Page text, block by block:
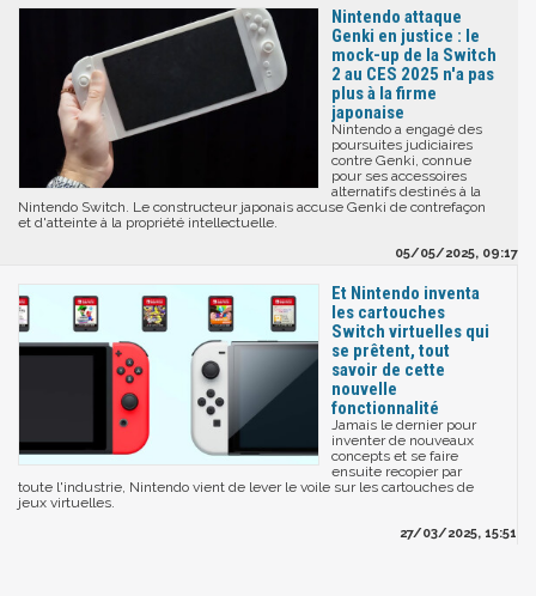
Nintendo attaque
Genki en justice : le
mock-up de la Switch
2 au CES 2025 n'a pas
plus à la firme
japonaise
Nintendo a engagé des
poursuites judiciaires
contre Genki, connue
pour ses accessoires
alternatifs destinés à la
Nintendo Switch. Le constructeur japonais accuse Genki de contrefaçon
et d'atteinte à la propriété intellectuelle.
05/05/2025, 09:17
Et Nintendo inventa
les cartouches
Switch virtuelles qui
se prêtent, tout
savoir de cette
nouvelle
fonctionnalité
Jamais le dernier pour
inventer de nouveaux
concepts et se faire
ensuite recopier par
toute l'industrie, Nintendo vient de lever le voile sur les cartouches de
jeux virtuelles.
27/03/2025, 15:51